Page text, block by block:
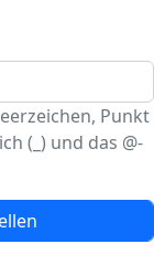
Punkt
(_) und das @-